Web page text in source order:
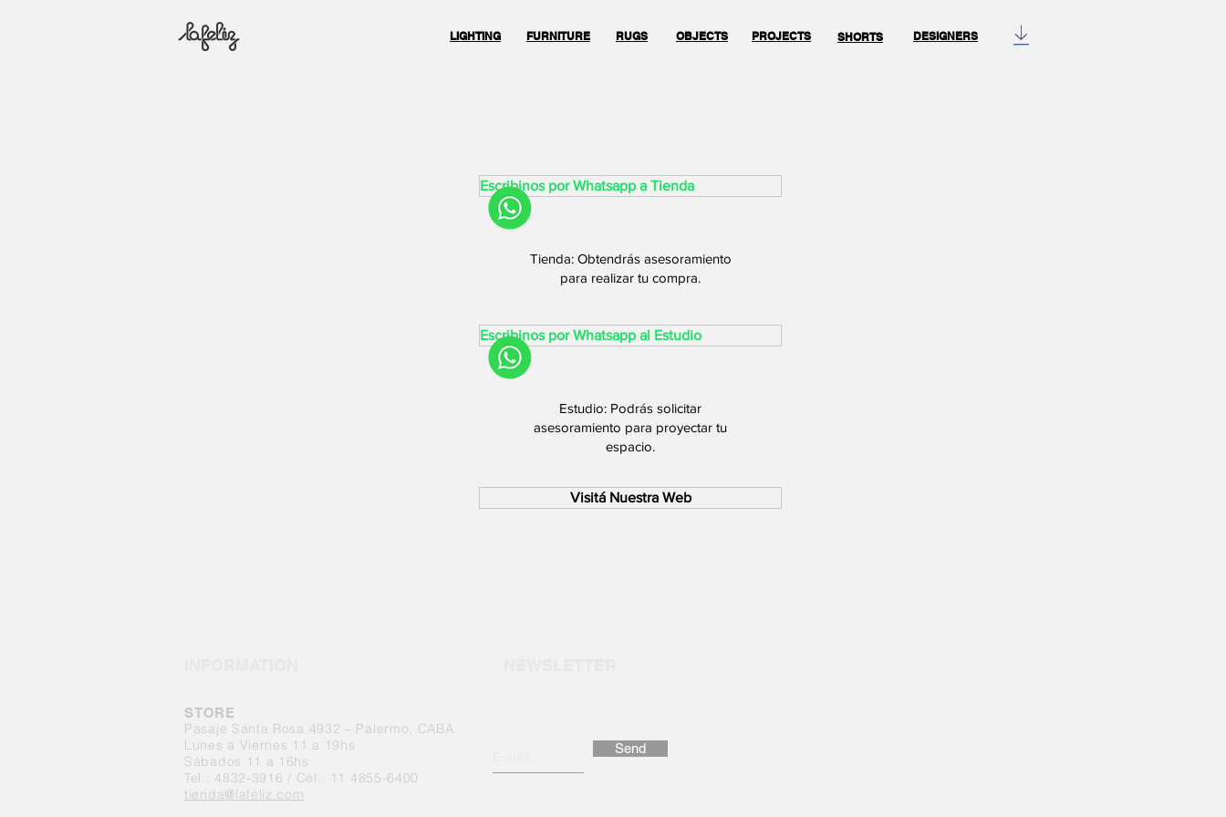
LIGHTING FURNITURE RUGS OBJECTS PROJECTS SHORTS DESIGNERS
Escribinos por Whatsapp a Tienda
Tienda: Obtendrás asesoramiento
para realizar tu compra.
Escribinos por Whatsapp al Estudio
Estudio: Podrás solicitar
asesoramiento para proyectar tu
espacio.
Visitá Nuestra Web
STORE
Pasaje Santa Rosa 4932 – Palermo, CABA
Lunes a Viernes 11 a 19hs
Sábados 11 a 16hs
Tel.: 4832-3916 / Cel.: 11 4855-6400
tienda@lafeliz.com
Send